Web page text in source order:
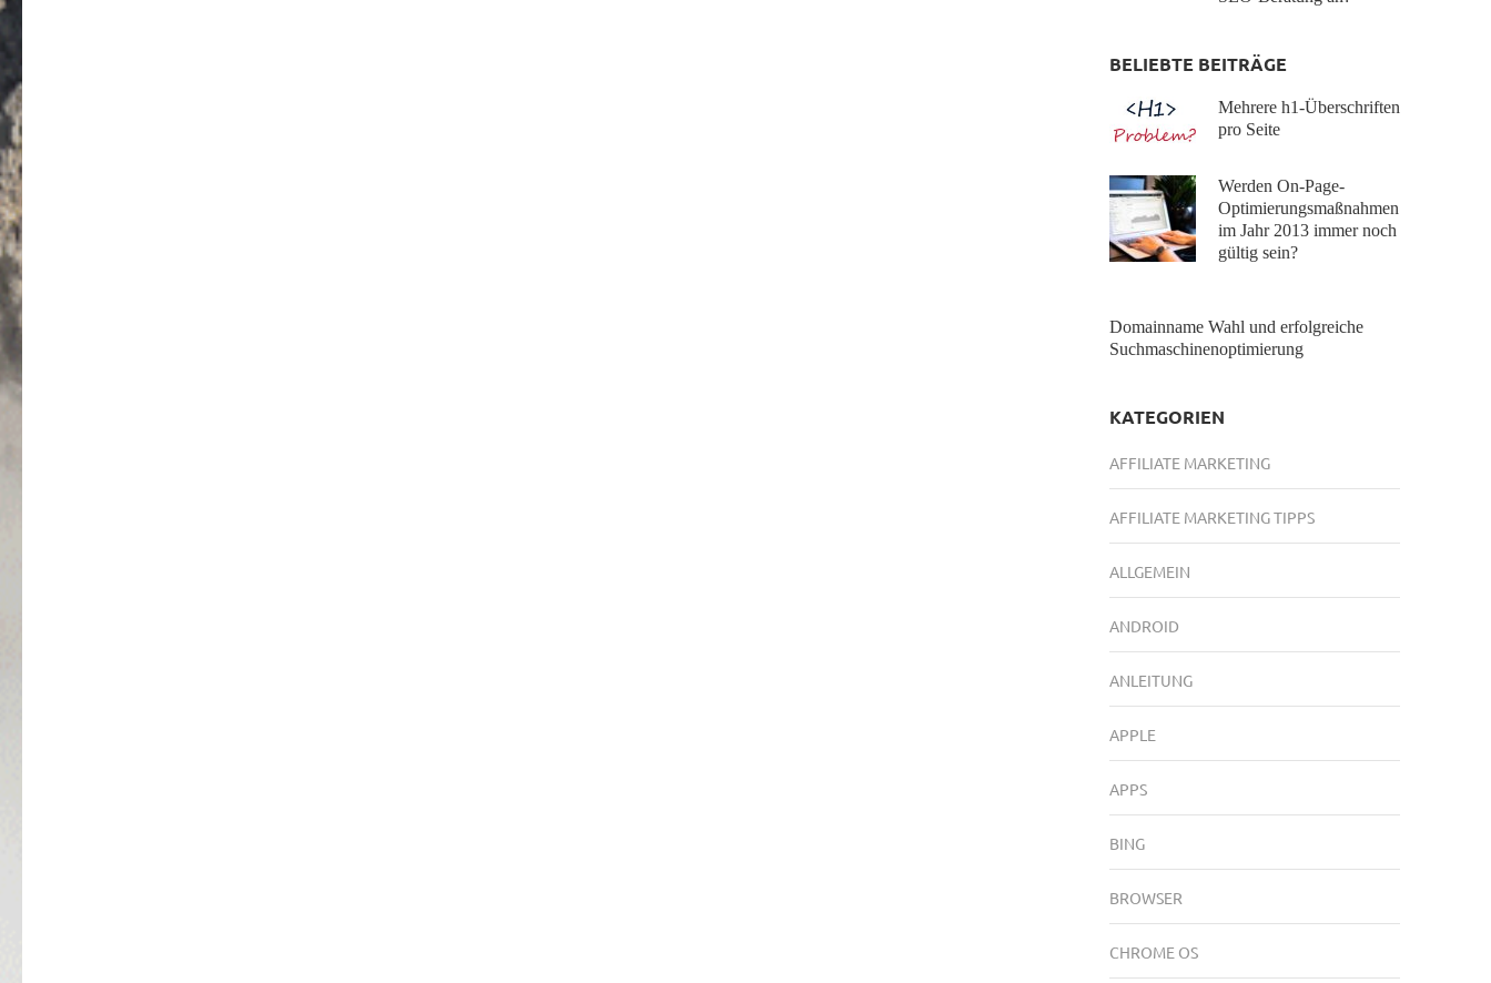
BELIEBTE BEITRÄGE
Mehrere h1-Überschriften
pro Seite
Werden On-Page-
Optimierungsmaßnahmen
im Jahr 2013 immer noch
gültig sein?
Domainname Wahl und erfolgreiche
Suchmaschinenoptimierung
KATEGORIEN
AFFILIATE MARKETING
AFFILIATE MARKETING TIPPS
ALLGEMEIN
ANDROID
ANLEITUNG
APPLE
APPS
BING
BROWSER
CHROME OS